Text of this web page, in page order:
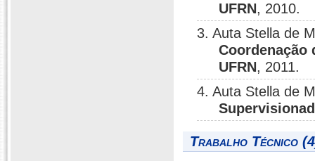
UFRN, 2010.
3. Auta Stella de
Coordenação
UFRN, 2011.
4. Auta Stella de
Trabalho Técnico